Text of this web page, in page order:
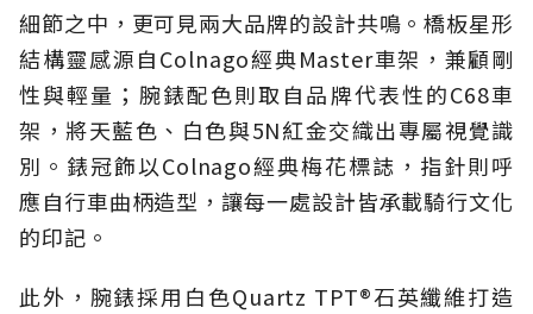
細節之中，更可見兩大品牌的設計共鳴。橋板星形
結構靈感源自Colnago經典Master車架，兼顧剛
性與輕量；腕錶配色則取自品牌代表性的C68車
架，將天藍色、白色與5N紅金交織出專屬視覺識
別。錶冠飾以Colnago經典梅花標誌，指針則呼
應自行車曲柄造型，讓每一處設計皆承載騎行文化
的印記。
此外，腕錶採用白色Quartz TPT®石英纖維打造